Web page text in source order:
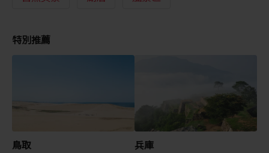
特別推薦
鳥取 兵庫